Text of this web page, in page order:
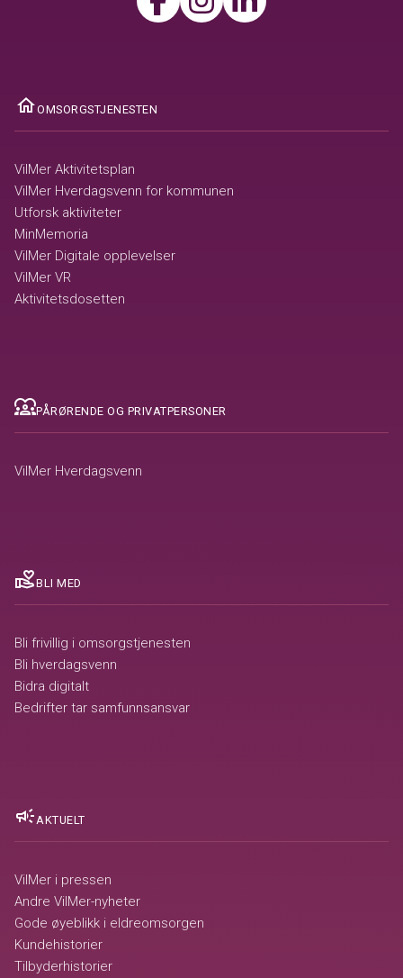
OMSORGSTJENESTEN
VilMer Aktivitetsplan
VilMer Hverdagsvenn for kommunen
Utforsk aktiviteter
MinMemoria
VilMer Digitale opplevelser
VilMer VR
Aktivitetsdosetten
diversity_1PÅRØRENDE OG PRIVATPERSONER
VilMer Hverdagsvenn
volunteer_activismBLI MED
Bli frivillig i omsorgstjenesten
Bli hverdagsvenn
Bidra digitalt
Bedrifter tar samfunnsansvar
campaign AKTUELT
VilMer i pressen
Andre VilMer-nyheter
Gode øyeblikk i eldreomsorgen
Kundehistorier
Tilbyderhistorier